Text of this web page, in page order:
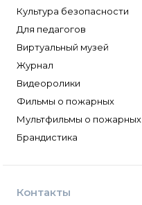
Культура безопасности
Для педагогов
Виртуальный музей
Журнал
Видеоролики
Фильмы о пожарных
Мультфильмы о пожарных
Брандистика
Контакты